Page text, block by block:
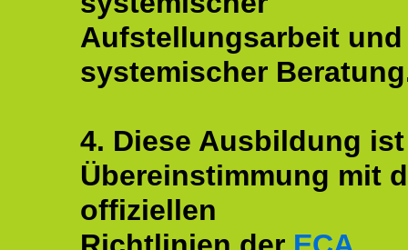
Aufstellungsarbeit und
systemischer
4. Diese Ausbildung
Übereinstimmung mit
offiziellen